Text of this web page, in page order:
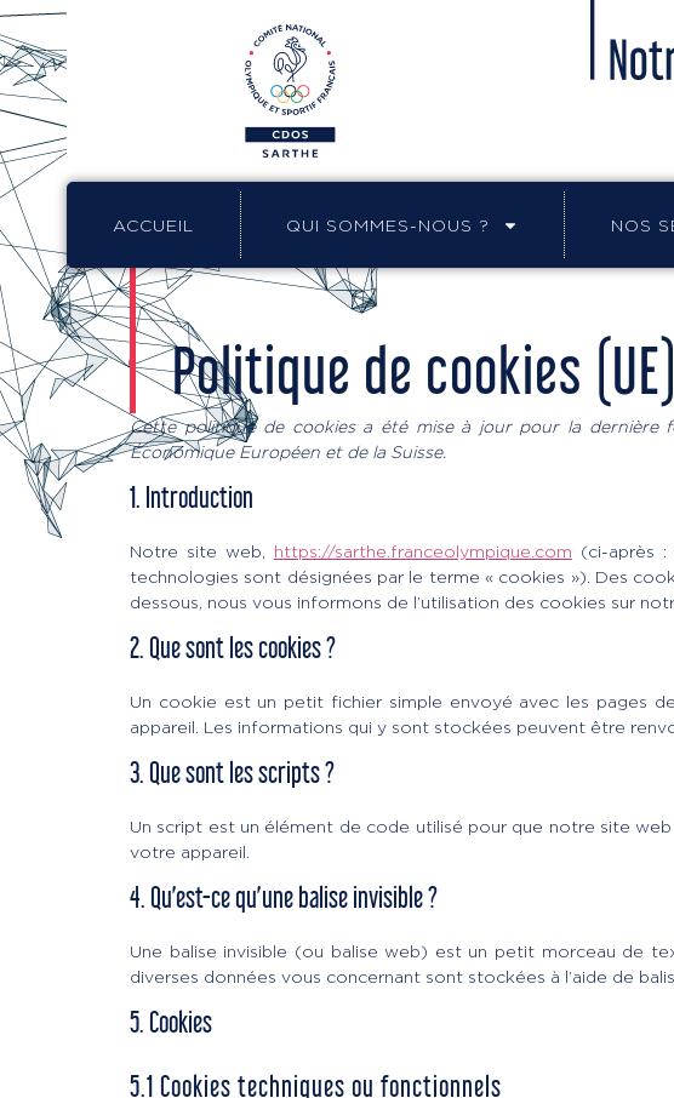
ACCUEIL QUI SOMMES-NOUS ? NOS
Politique de cookies (UE)
Cette politique de cookies a été mise à jour pour la dernière
Économique Européen et de la Suisse.
1. Introduction
Notre site web, https://sarthe.franceolympique.com (ci-après
technologies sont désignées par le terme « cookies »). Des
dessous, nous vous informons de l’utilisation des cookies sur
2. Que sont les cookies ?
Un cookie est un petit fichier simple envoyé avec les pages
appareil. Les informations qui y sont stockées peuvent être
3. Que sont les scripts ?
Un script est un élément de code utilisé pour que notre site
votre appareil.
4. Qu’est-ce qu’une balise invisible ?
Une balise invisible (ou balise web) est un petit morceau de
diverses données vous concernant sont stockées à l’aide de
5. Cookies
5.1 Cookies techniques ou fonctionnels